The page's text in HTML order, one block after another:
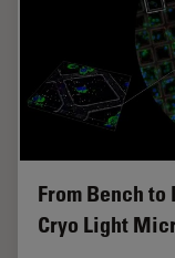
From Bench
Cryo Light